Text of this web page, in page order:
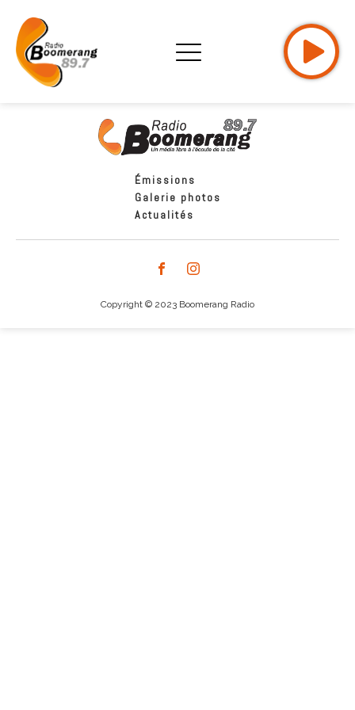
Émissions
Galerie photos
Actualités
Copyright © 2023 Boomerang Radio